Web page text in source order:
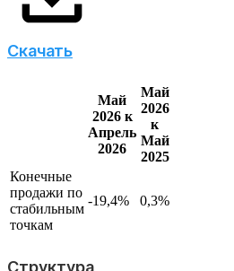
Скачать
Май
2026 к
Апрель
2026
Май
2026
к
Май
2025
Конечные
продажи по
стабильным
точкам
-19,4% 0,3%
Структура